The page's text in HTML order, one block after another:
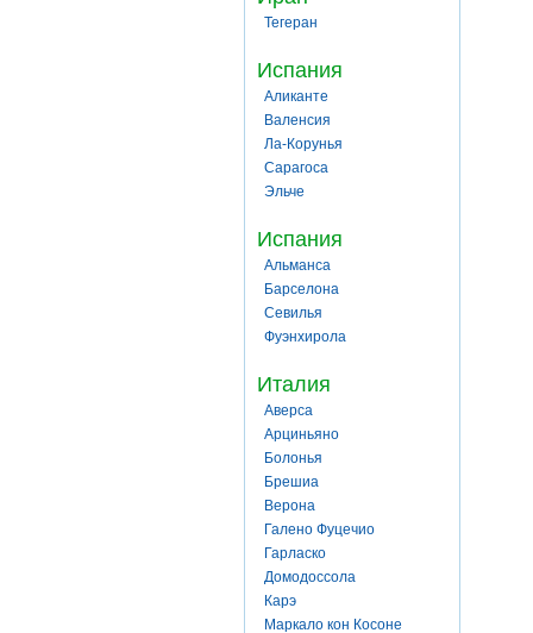
Тегеран
Испания
Аликанте
Валенсия
Ла-Корунья
Сарагоса
Эльче
Испания
Альманса
Барселона
Севилья
Фуэнхирола
Италия
Аверса
Арциньяно
Болонья
Брешиа
Верона
Галено Фуцечио
Гарласко
Домодоссола
Карэ
Маркало кон Косоне